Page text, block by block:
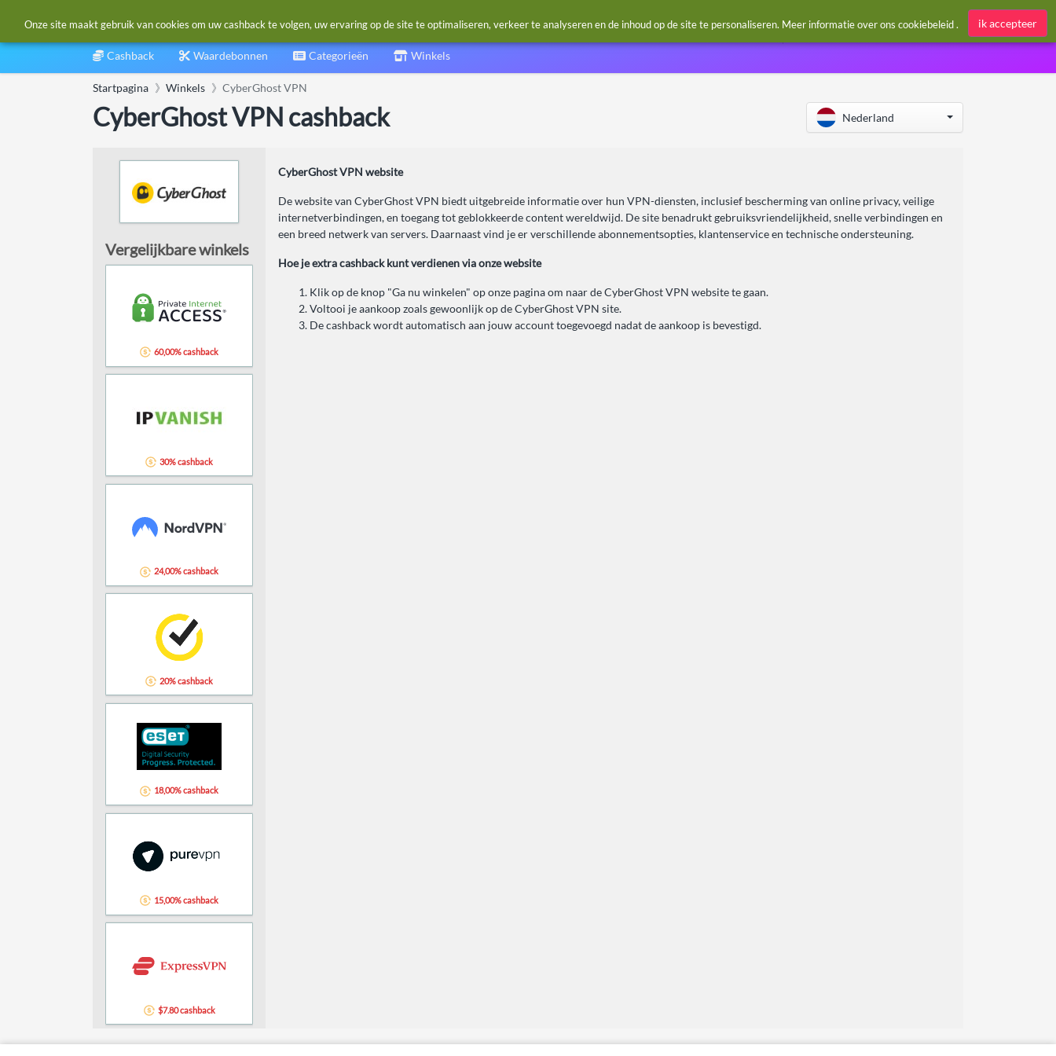
Aanmelden / Register
Cashback Waardebonnen Categorieën Winkels
Startpagina Winkels CyberGhost VPN
CyberGhost VPN cashback Nederland
CyberGhost VPN website
De website van CyberGhost VPN biedt uitgebreide informatie over hun VPN-diensten, inclusief bescherming van online privacy, veilige
internetverbindingen, en toegang tot geblokkeerde content wereldwijd. De site benadrukt gebruiksvriendelijkheid, snelle verbindingen en
een breed netwerk van servers. Daarnaast vind je er verschillende abonnementsopties, klantenservice en technische ondersteuning.
Hoe je extra cashback kunt verdienen via onze website
Klik op de knop "Ga nu winkelen" op onze pagina om naar de CyberGhost VPN website te gaan.
Voltooi je aankoop zoals gewoonlijk op de CyberGhost VPN site.
De cashback wordt automatisch aan jouw account toegevoegd nadat de aankoop is bevestigd.
Vergelijkbare winkels
60,00% cashback
30% cashback
24,00% cashback
20% cashback
18,00% cashback
15,00% cashback
$7.80 cashback
Onze site maakt gebruik van cookies om uw cashback te volgen, uw ervaring op de site te optimaliseren, verkeer te analyseren en de inhoud op de site te personaliseren. Meer informatie over ons cookiebeleid. ik accepteer